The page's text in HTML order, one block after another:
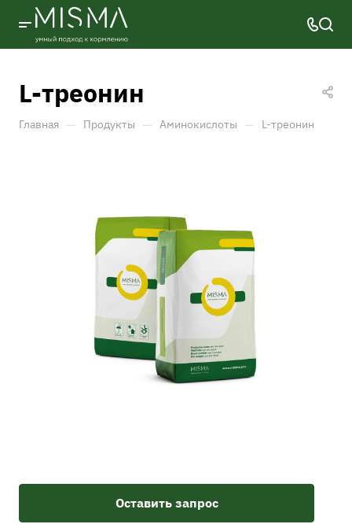
L-треонин
Главная — Продукты — Аминокислоты — L-треонин
Оставить запрос